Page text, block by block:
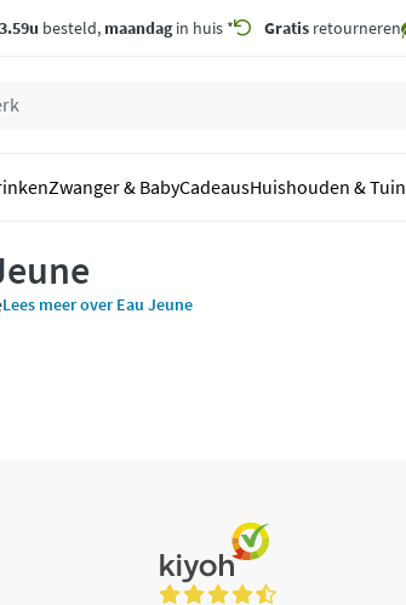
besteld, maandagin huis * Gratis retourneren
Zwanger & BabyCadeausHuishouden & Tuin
Lees meer over Eau Jeune